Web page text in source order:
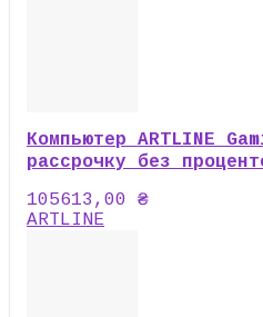
Компьютер ARTLINE
рассрочку без
105613,00 ₴
ARTLINE